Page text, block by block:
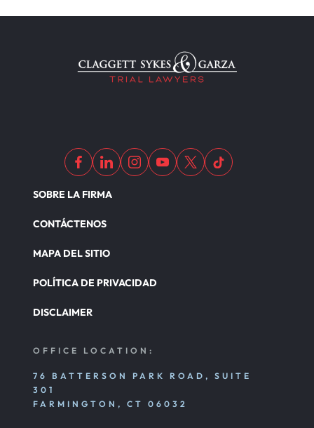
SOBRE LA FIRMA
CONTÁCTENOS
MAPA DEL SITIO
POLÍTICA DE PRIVACIDAD
DISCLAIMER
OFFICE LOCATION:
76 BATTERSON PARK ROAD, SUITE
301
FARMINGTON, CT 06032